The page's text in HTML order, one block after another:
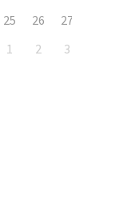
25 26 27
1 2 3